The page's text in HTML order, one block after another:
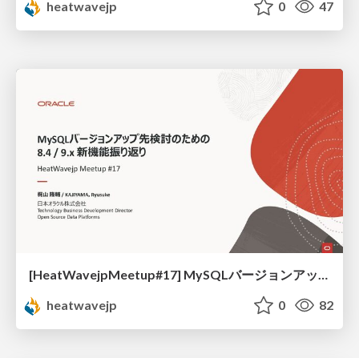
heatwavejp
0 47
heatwavejp
0 82